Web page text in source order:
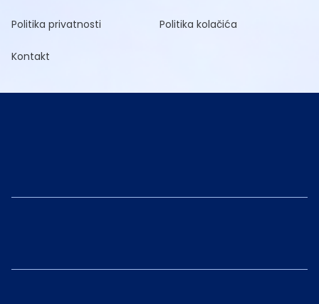
Politika privatnosti Politika kolačića
Kontakt